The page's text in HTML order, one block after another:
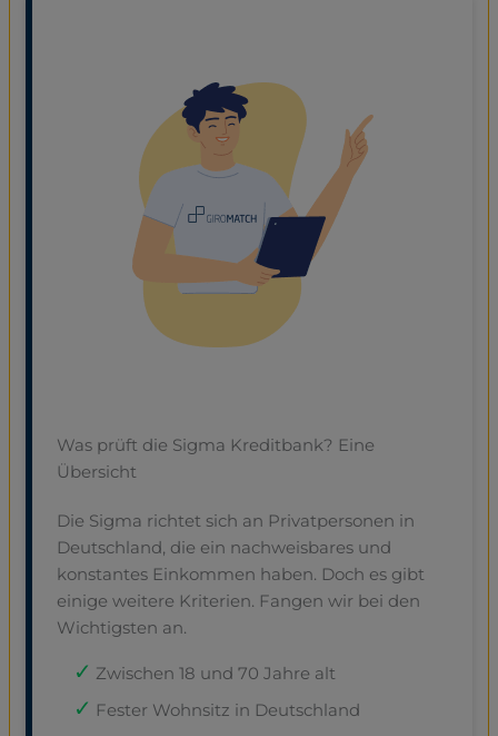
Was prüft die Sigma Kreditbank? Eine
Übersicht
Die Sigma richtet sich an Privatpersonen in
Deutschland, die ein nachweisbares und
konstantes Einkommen haben. Doch es gibt
einige weitere Kriterien. Fangen wir bei den
Wichtigsten an.
Zwischen 18 und 70 Jahre alt
Fester Wohnsitz in Deutschland